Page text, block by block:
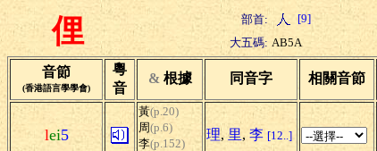
俚 部首: [9]
大五碼: AB5A
音節
(香港語言學學會)
粵
音
& 根據 同音字 相關音節
lei5
黃(p.20)
周(p.6)
李(p.152)
理, 里, 李 [12..]